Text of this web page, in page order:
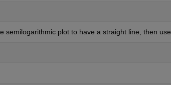
semilogarithmic plot to have a straight line, then use